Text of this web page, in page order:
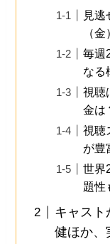
見逃
（
毎週
なる
視聴
金は
視聴
が豊
世界
題性
キャスト
健ほか、